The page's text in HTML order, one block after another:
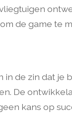
de game te
de zin dat
De
kans op